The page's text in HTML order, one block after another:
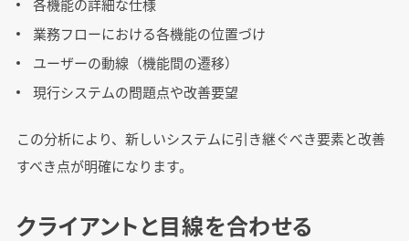
各機能の詳細な仕様
業務フローにおける各機能の位置づけ
ユーザーの動線（機能間の遷移）
現行システムの問題点や改善要望
この分析により、新しいシステムに引き継ぐべき要素と改善
すべき点が明確になります。
クライアントと目線を合わせる